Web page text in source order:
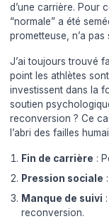
d’une carrière. Pour
“normale” a été
prometteuse, n’a
J’ai toujours trouvé
point les athlètes
investissent dans la
soutien
reconversion ? Ce
l’abri des failles
Fin de carrière :
Pression sociale
Manque de suivi
reconversion.